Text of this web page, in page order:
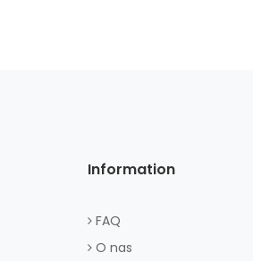
Information
FAQ
O nas